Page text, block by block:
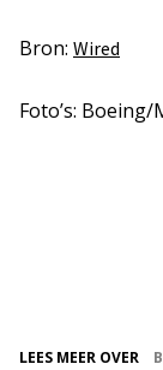
Bron: Wired
Foto’s:
LEES MEER OVER